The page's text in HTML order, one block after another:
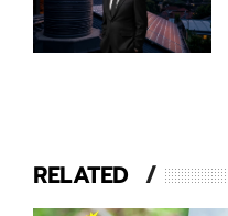
RELATED